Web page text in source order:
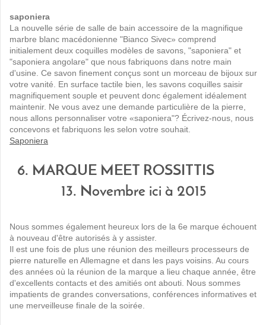
saponiera
La nouvelle série de salle de bain accessoire de la magnifique
marbre blanc macédonienne "Bianco Sivec» comprend
initialement deux coquilles modèles de savons, "saponiera" et
"saponiera angolare" que nous fabriquons dans notre main
d'usine. Ce savon finement conçus sont un morceau de bijoux sur
votre vanité. En surface tactile bien, les savons coquilles saisir
magnifiquement souple et peuvent donc également idéalement
maintenir. Ne vous avez une demande particulière de la pierre,
nous allons personnaliser votre «saponiera"? Écrivez-nous, nous
concevons et fabriquons les selon votre souhait.
Saponiera
6. MARQUE MEET ROSSITTIS
13. Novembre ici à 2015
Nous sommes également heureux lors de la 6e marque échouent
à nouveau d'être autorisés à y assister.
Il est une fois de plus une réunion des meilleurs processeurs de
pierre naturelle en Allemagne et dans les pays voisins. Au cours
des années où la réunion de la marque a lieu chaque année, être
d'excellents contacts et des amitiés ont abouti. Nous sommes
impatients de grandes conversations, conférences informatives et
une merveilleuse finale de la soirée.